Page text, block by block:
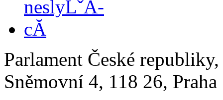
Parlament České
Sněmovní 4, 118 26,